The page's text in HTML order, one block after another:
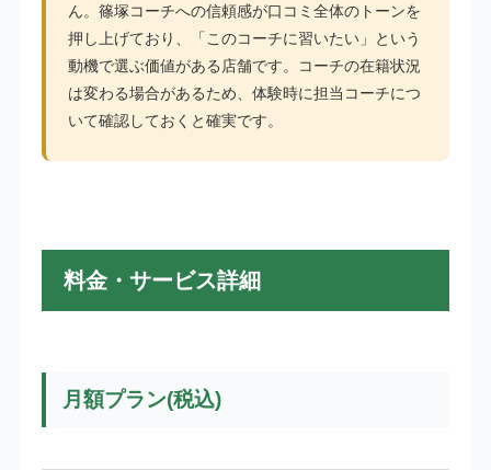
ん。篠塚コーチへの信頼感が口コミ全体のトーンを
押し上げており、「このコーチに習いたい」という
動機で選ぶ価値がある店舗です。コーチの在籍状況
は変わる場合があるため、体験時に担当コーチにつ
いて確認しておくと確実です。
料金・サービス詳細
月額プラン(税込)